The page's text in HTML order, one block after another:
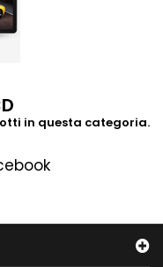
in questa categoria.